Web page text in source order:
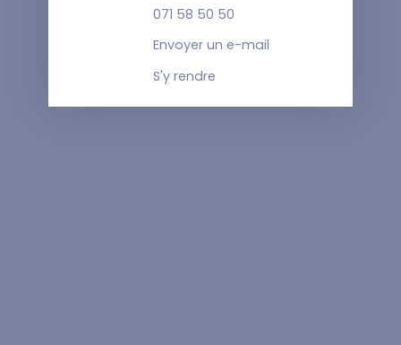
071 58 50 50
Envoyer un e-mail
S'y rendre